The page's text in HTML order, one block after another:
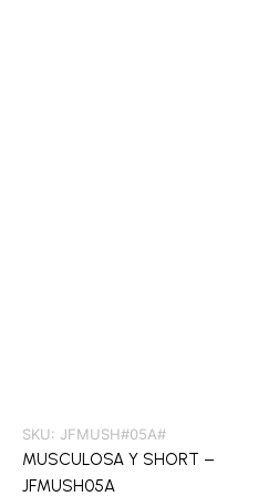
SKU: JFMUSH#05A#
MUSCULOSA Y SHORT –
JFMUSH05A